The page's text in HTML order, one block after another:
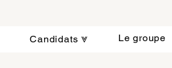
Candidats ⩔ Le groupe